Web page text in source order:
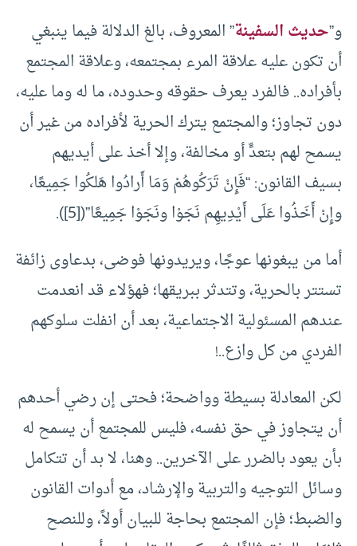
و”حديث السفينة” المعروف، بالغ الدلالة فيما ينبغي
أن تكون عليه علاقة المرء بمجتمعه، وعلاقة المجتمع
بأفراده.. فالفرد يعرف حقوقه وحدوده، ما له وما عليه،
دون تجاوز؛ والمجتمع يترك الحرية لأفراده من غير أن
يسمح لهم بتعدٍّ أو مخالفة، وإلا أخذ على أيديهم
بسيف القانون: “فَإِنْ تَرَكُوهُمْ وَمَا أَرادُوا هَلكُوا جَمِيعًا،
وإِنْ أَخَذُوا عَلَى أَيْدِيهِم نَجَوْا ونَجَوْا جَمِيعًا”([5]
).
أما من يبغونها عوجًا، ويريدونها فوضى، بدعاوى زائفة
تستتر بالحرية، وتتدثر ببريقها؛ فهؤلاء قد انعدمت
عندهم المسئولية الاجتماعية، بعد أن انفلت سلوكهم
الفردي من كل وازع..!
لكن المعادلة بسيطة وواضحة؛ فحتى إن رضي أحدهم
أن يتجاوز في حق نفسه، فليس للمجتمع أن يسمح له
بأن يعود بالضرر على الآخرين.. وهنا، لا بد أن تتكامل
وسائل التوجيه والتربية والإرشاد، مع أدوات القانون
والضبط؛ فإن المجتمع بحاجة للبيان أولاً، وللنصح